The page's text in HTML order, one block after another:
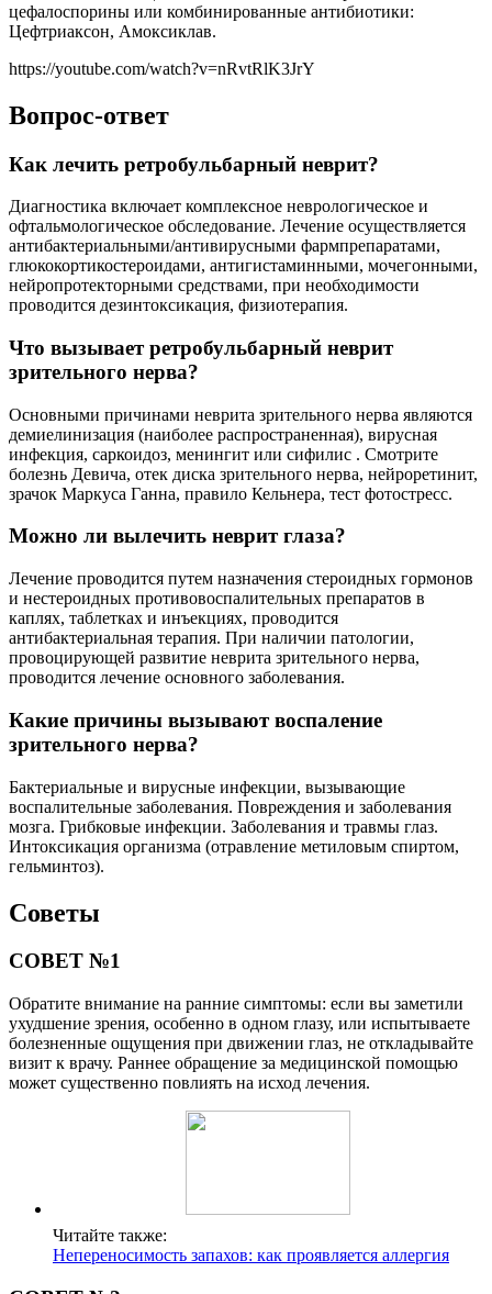
цефалоспорины или комбинированные антибиотики:
Цефтриаксон, Амоксиклав.
https://youtube.com/watch?v=nRvtRlK3JrY
Вопрос-ответ
Как лечить ретробульбарный неврит?
Диагностика включает комплексное неврологическое и
офтальмологическое обследование. Лечение осуществляется
антибактериальными/антивирусными фармпрепаратами,
глюкокортикостероидами, антигистаминными, мочегонными,
нейропротекторными средствами, при необходимости
проводится дезинтоксикация, физиотерапия.
Что вызывает ретробульбарный неврит
зрительного нерва?
Основными причинами неврита зрительного нерва являются
демиелинизация (наиболее распространенная), вирусная
инфекция, саркоидоз, менингит или сифилис . Смотрите
болезнь Девича, отек диска зрительного нерва, нейроретинит,
зрачок Маркуса Ганна, правило Кельнера, тест фотостресс.
Можно ли вылечить неврит глаза?
Лечение проводится путем назначения стероидных гормонов
и нестероидных противовоспалительных препаратов в
каплях, таблетках и инъекциях, проводится
антибактериальная терапия. При наличии патологии,
провоцирующей развитие неврита зрительного нерва,
проводится лечение основного заболевания.
Какие причины вызывают воспаление
зрительного нерва?
Бактериальные и вирусные инфекции, вызывающие
воспалительные заболевания. Повреждения и заболевания
мозга. Грибковые инфекции. Заболевания и травмы глаз.
Интоксикация организма (отравление метиловым спиртом,
гельминтоз).
Советы
СОВЕТ №1
Обратите внимание на ранние симптомы: если вы заметили
ухудшение зрения, особенно в одном глазу, или испытываете
болезненные ощущения при движении глаз, не откладывайте
визит к врачу. Раннее обращение за медицинской помощью
может существенно повлиять на исход лечения.
Читайте также:
Непереносимость запахов: как проявляется аллергия